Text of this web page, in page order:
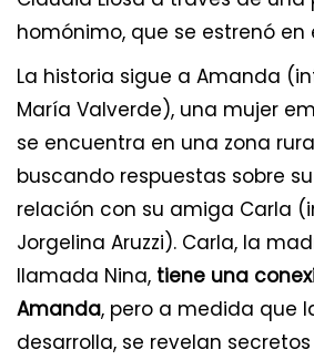
homónimo, que se estrenó en
La historia sigue a Amanda
María Valverde), una mujer
se encuentra en una zona
buscando respuestas sobre
relación con su amiga Carla
Jorgelina Aruzzi). Carla, la
llamada Nina, tiene una
Amanda, pero a medida que
desarrolla, se revelan